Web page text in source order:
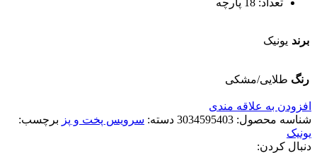
برند یونیک
رنگ طلایی/مشکی
افزودن به علاقه مندی
شناسه محصول: 3034595403 دسته: سرویس پخت و پز برچسب:
یونیک
دنبال کردن: